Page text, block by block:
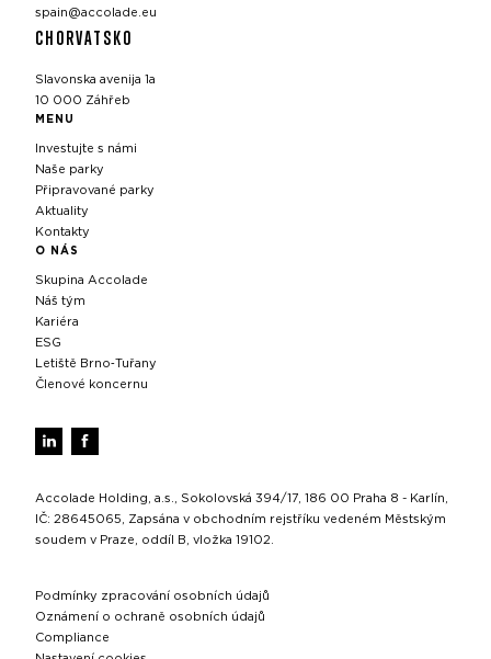
spain@accolade.eu
CHORVATSKO
Slavonska avenija 1a
10 000 Záhřeb
MENU
Investujte s námi
Naše parky
Připravované parky
Aktuality
Kontakty
O NÁS
Skupina Accolade
Náš tým
Kariéra
ESG
Letiště Brno‑Tuřany
Členové koncernu
Accolade Holding, a.s., Sokolovská 394/17, 186 00 Praha 8 - Karlín,
IČ: 28645065, Zapsána v obchodním rejstříku vedeném Městským
soudem v Praze, oddíl B, vložka 19102.
Podmínky zpracování osobních údajů
Oznámení o ochraně osobních údajů
Compliance